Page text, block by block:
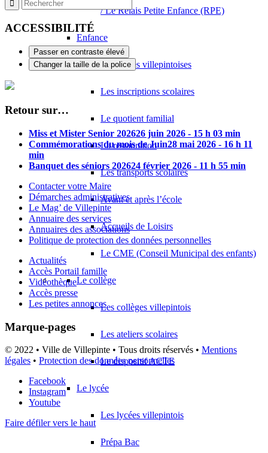
/ Le Relais Petite Enfance (RPE)
Enfance
Les écoles villepintoises
Les inscriptions scolaires
Le quotient familial
La restauration
Les transports scolaires
Avant et après l’école
Accueils de Loisirs
Le CME (Conseil Municipal des enfants)
Le collège
Les collèges villepintois
Les ateliers scolaires
Le dispositif ACTE
Le lycée
Les lycées villepintois
Prépa Bac
FSD PARTICIPATIONS
22 Avenue des Nations 93420 VILLEPINTE
ACCESSIBILITÉ
Passer en contraste élevé
Changer la taille de la police
Retour sur…
Miss et Mister Senior 202626 juin 2026 - 15 h 03 min
Commémorations du mois de Juin28 mai 2026 - 16 h 11
min
Banquet des séniors 202624 février 2026 - 11 h 55 min
Contacter votre Maire
Démarches administratives
Le Mag’ de Villepinte
Annuaire des services
Annuaires des associations
Politique de protection des données personnelles
Actualités
Accès Portail famille
Vidéothèque
Accès presse
Les petites annonces
Marque-pages
© 2022 • Ville de Villepinte • Tous droits réservés • Mentions
légales • Protection des données personnelles
Facebook
Instagram
Youtube
Faire défiler vers le haut